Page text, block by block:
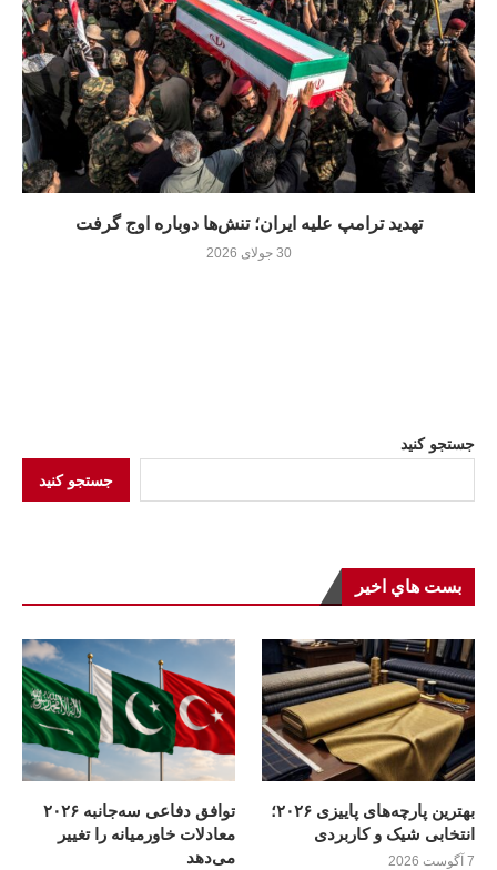
تهدید ترامپ علیه ایران؛ تنش‌ها دوباره اوج گرفت
30 جولای 2026
جستجو کنید
جستجو کنید
بست هاي اخير
بهترین پارچه‌های پاییزی ۲۰۲۶؛
انتخابی شیک و کاربردی
7 آگوست 2026
توافق دفاعی سه‌جانبه ۲۰۲۶
معادلات خاورمیانه را تغییر
می‌دهد